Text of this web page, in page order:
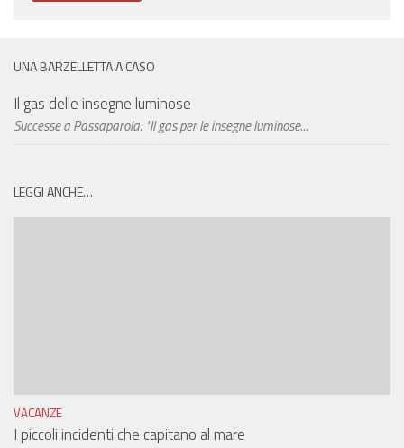
UNA BARZELLETTA A CASO
Il gas delle insegne luminose
Successe a Passaparola: "Il gas per le insegne luminose...
LEGGI ANCHE…
VACANZE
I piccoli incidenti che capitano al mare